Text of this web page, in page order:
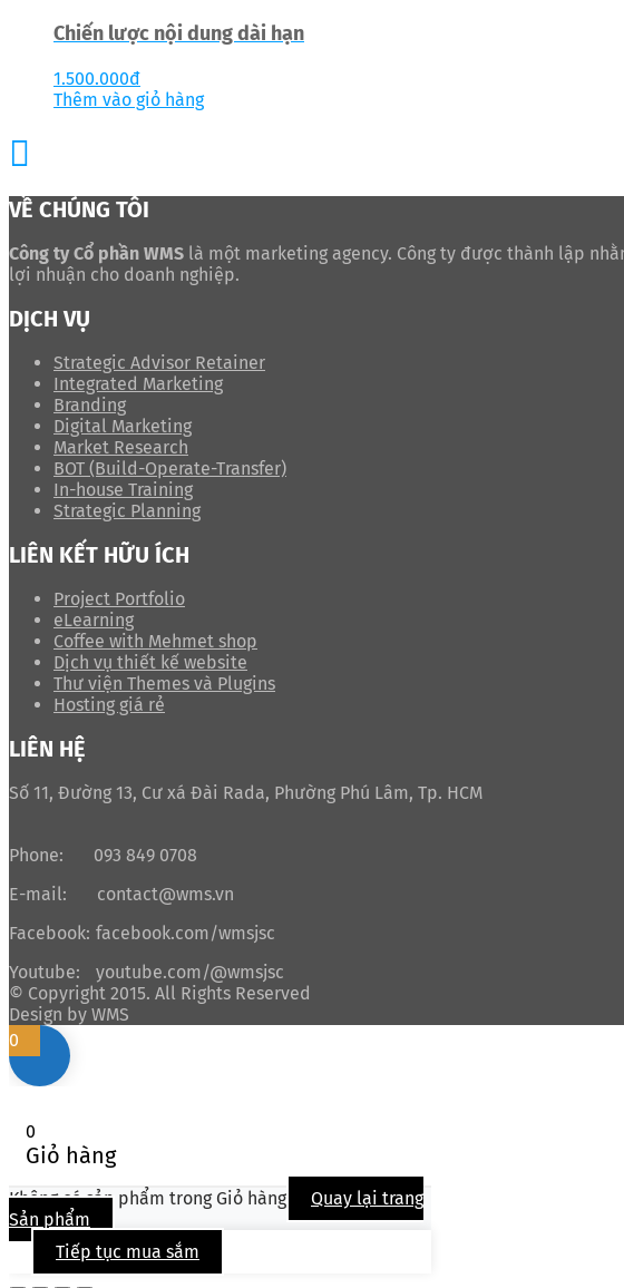
Chiến lược nội dung dài hạn
1.500.000đ
Thêm vào giỏ hàng
VỀ CHÚNG TÔI
Công ty Cổ phần WMS là một marketing agency. Công ty được thành lập
lợi nhuận cho doanh nghiệp.
DỊCH VỤ
Strategic Advisor Retainer
Integrated Marketing
Branding
Digital Marketing
Market Research
BOT (Build-Operate-Transfer)
In-house Training
Strategic Planning
LIÊN KẾT HỮU ÍCH
Project Portfolio
eLearning
Coffee with Mehmet shop
Dịch vụ thiết kế website
Thư viện Themes và Plugins
Hosting giá rẻ
LIÊN HỆ
Số 11, Đường 13, Cư xá Đài Rada, Phường Phú Lâm, Tp. HCM
Phone:
093 849 0708
E-mail:
contact@wms.vn
Facebook: facebook.com/wmsjsc
Youtube:
youtube.com/@wmsjsc
© Copyright 2015. All Rights Reserved
Design by WMS
0
0
Giỏ hàng
Không có sản phẩm trong Giỏ hàng
Quay lại trang
Sản phẩm
Tiếp tục mua sắm